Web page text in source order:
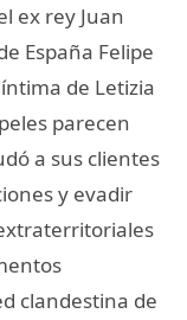
ex rey Juan
España Felipe
de Letizia
parecen
a sus clientes
y evadir
clandestina de